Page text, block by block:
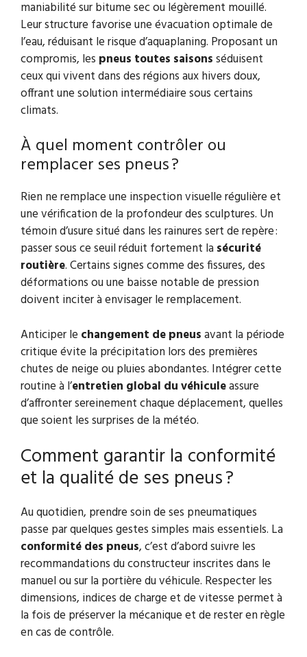
maniabilité sur bitume sec ou légèrement mouillé.
Leur structure favorise une évacuation optimale de
l’eau, réduisant le risque d’aquaplaning. Proposant un
compromis, les pneus toutes saisonsséduisent
ceux qui vivent dans des régions aux hivers doux,
offrant une solution intermédiaire sous certains
climats.
À quel moment contrôler ou
remplacer ses pneus ?
Rien ne remplace une inspection visuelle régulière et
une vérification de la profondeur des sculptures. Un
témoin d’usure situé dans les rainures sert de repère :
passer sous ce seuil réduit fortement la sécurité
routière. Certains signes comme des fissures, des
déformations ou une baisse notable de pression
doivent inciter à envisager le remplacement.
Anticiper le changement de pneusavant la période
critique évite la précipitation lors des premières
chutes de neige ou pluies abondantes. Intégrer cette
routine à l’entretien global du véhiculeassure
d’affronter sereinement chaque déplacement, quelles
que soient les surprises de la météo.
Comment garantir la conformité
et la qualité de ses pneus ?
Au quotidien, prendre soin de ses pneumatiques
passe par quelques gestes simples mais essentiels. La
conformité des pneus, c’est d’abord suivre les
recommandations du constructeur inscrites dans le
manuel ou sur la portière du véhicule. Respecter les
dimensions, indices de charge et de vitesse permet à
la fois de préserver la mécanique et de rester en règle
en cas de contrôle.